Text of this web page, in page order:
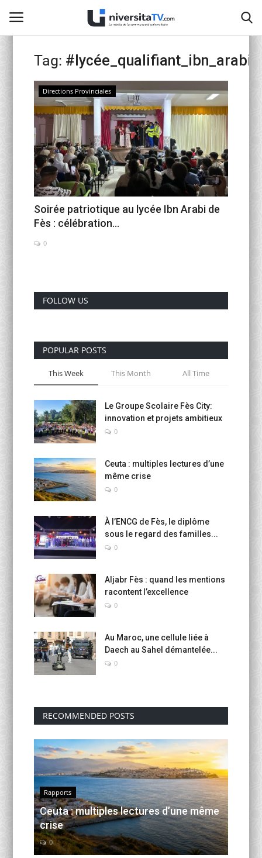
Home
Contact
activités officielles
Education Nationale
Universités Marocaines
Café littéraire de Fès
Language
Français العربية
Tag: #lycée_qualifiant_ibn_arabi
Directions Provinciales
Soirée patriotique au lycée Ibn Arabi de
Fès : célébration...
0
FOLLOW US
POPULAR POSTS
This Week This Month All Time
Le Groupe Scolaire Fès City:
innovation et projets ambitieux
0
Ceuta : multiples lectures d’une
même crise
0
À l’ENCG de Fès, le diplôme
sous le regard des familles...
0
Aljabr Fès : quand les mentions
racontent l’excellence
0
Au Maroc, une cellule liée à
Daech au Sahel démantelée...
0
RECOMMENDED POSTS
Rapports
Ceuta : multiples lectures d’une même
crise
0